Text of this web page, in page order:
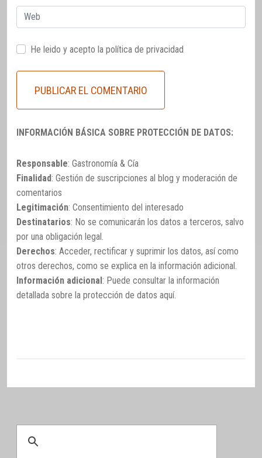
Web
He leido y acepto la política de privacidad
INFORMACIÓN BÁSICA SOBRE PROTECCIÓN DE DATOS:
Responsable: Gastronomía & Cía
Finalidad: Gestión de suscripciones al blog y moderación de
comentarios
Legitimación: Consentimiento del interesado
Destinatarios: No se comunicarán los datos a terceros, salvo
por una obligación legal.
Derechos: Acceder, rectificar y suprimir los datos, así como
otros derechos, como se explica en la información adicional.
Información adicional: Puede consultar la información
detallada sobre la protección de datos aquí.